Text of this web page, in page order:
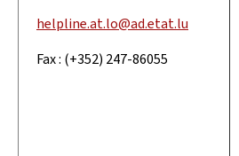
helpline.at.lo@ad.etat.lu
Fax : (+352) 247-86055